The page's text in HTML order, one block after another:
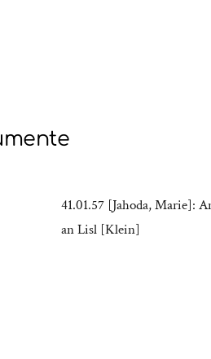
41.01.57 [Jahoda, Marie]:
an Lisl [Klein]